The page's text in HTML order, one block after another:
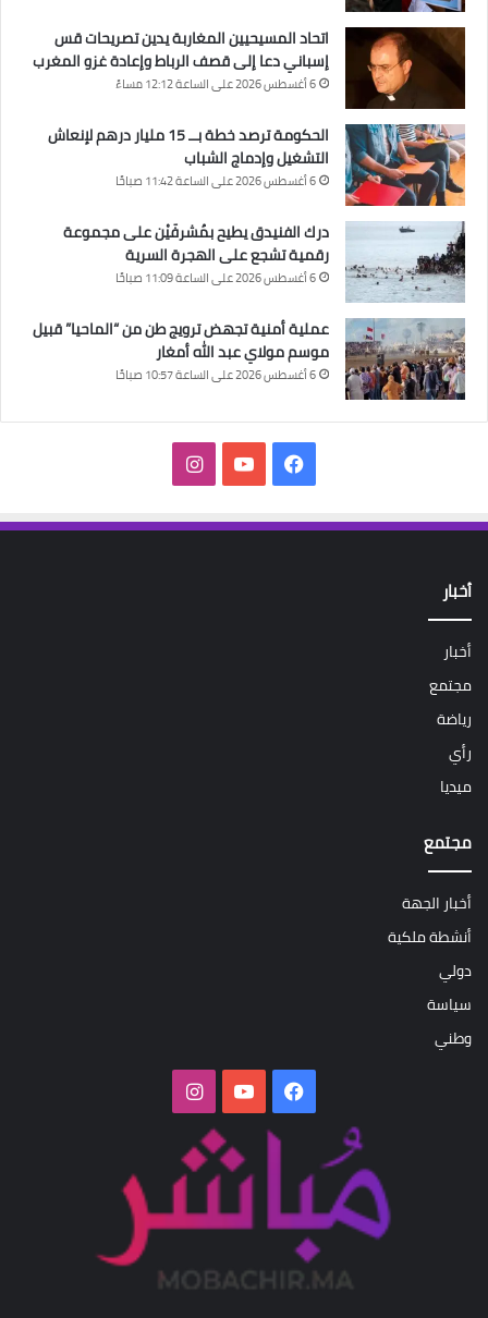
اتحاد المسيحيين المغاربة يدين تصريحات قس
إسباني دعا إلى قصف الرباط وإعادة غزو المغرب
6 أغسطس 2026 على الساعة 12:12 مساءً
الحكومة ترصد خطة بــ 15 مليار درهم لإنعاش
التشغيل وإدماج الشباب
6 أغسطس 2026 على الساعة 11:42 صباحًا
درك الفنيدق يطيح بمُشرفَيْن على مجموعة
رقمية تشجع على الهجرة السرية
6 أغسطس 2026 على الساعة 11:09 صباحًا
عملية أمنية تجهض ترويج طن من “الماحيا” قبيل
موسم مولاي عبد الله أمغار
6 أغسطس 2026 على الساعة 10:57 صباحًا
فيسبوك‫YouTubeانستقرام
أخبار
أخبار
مجتمع
رياضة
رأي
ميديا
مجتمع
أخبار الجهة
أنشطة ملكية
دولي
سياسة
وطني
فيسبوك‫YouTubeانستقرام